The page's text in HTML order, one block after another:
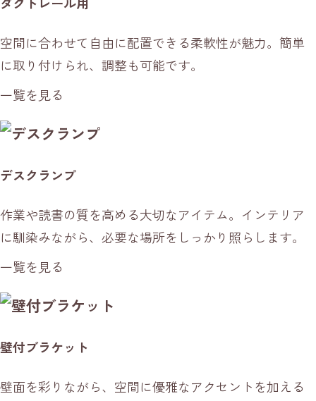
空間に合わせて自由に配置できる柔軟性が魅力。簡単
に取り付けられ、調整も可能です。
一覧を見る
デスクランプ
作業や読書の質を高める大切なアイテム。インテリア
に馴染みながら、必要な場所をしっかり照らします。
一覧を見る
壁付ブラケット
壁面を彩りながら、空間に優雅なアクセントを加える